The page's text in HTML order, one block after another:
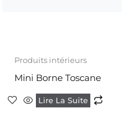
Produits intérieurs
Mini Borne Toscane
Lire La Suite